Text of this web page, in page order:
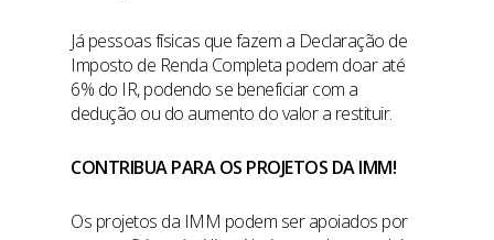
Já pessoas físicas que fazem a Declaração de
Imposto de Renda Completa podem doar até
6% do IR, podendo se beneficiar com a
dedução ou do aumento do valor a restituir.
CONTRIBUA PARA OS PROJETOS DA IMM!
Os projetos da IMM podem ser apoiados por